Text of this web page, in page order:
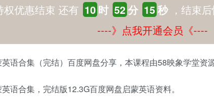
权优惠结束 还有 10 时 52分 14秒，结束后
----》点我开通会员《----
语合集（完结）百度网盘分享，本课程由58映象学堂资
语合集，完结版12.3G百度网盘启蒙英语资料。